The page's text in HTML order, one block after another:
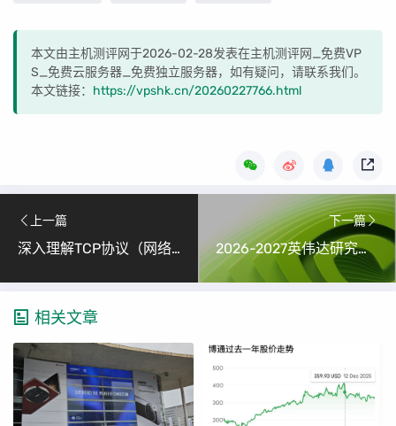
本文由主机测评网于2026-02-28发表在主机测评网_免费VP
S_免费云服务器_免费独立服务器，如有疑问，请联系我们。
本文链接： https://vpshk.cn/20260227766.html
上一篇
深入理解TCP协议（网络基础十：TCP报文格式、标志位与连接管理）
下一篇
2026-2027英伟达研究生奖学金：华人学者霸榜8席，李飞飞学生领衔具身智能新方向
相关文章